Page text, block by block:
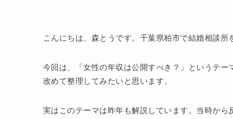
こんにちは、森とうです。千葉県柏市で結婚相談所
今回は、「女性の年収は公開すべき？」というテー
改めて整理してみたいと思います。
実はこのテーマは昨年も解説しています。当時から